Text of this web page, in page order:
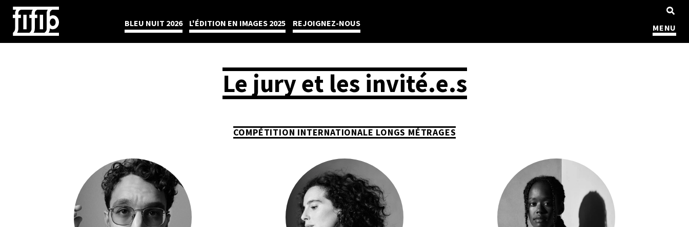
BLEU NUIT 2026 L'ÉDITION EN IMAGES 2025 REJOIGNEZ-NOUS MENU
Le jury et les invité.e.s
COMPÉTITION INTERNATIONALE LONGS MÉTRAGES